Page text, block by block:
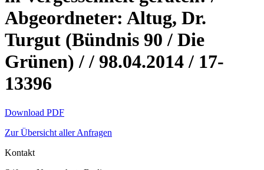
Abgeordneter: Altug, Dr.
Turgut (Bündnis 90 / Die
Grünen) / / 98.04.2014 / 17-
13396
Download PDF
Zur Übersicht aller Anfragen
Kontakt